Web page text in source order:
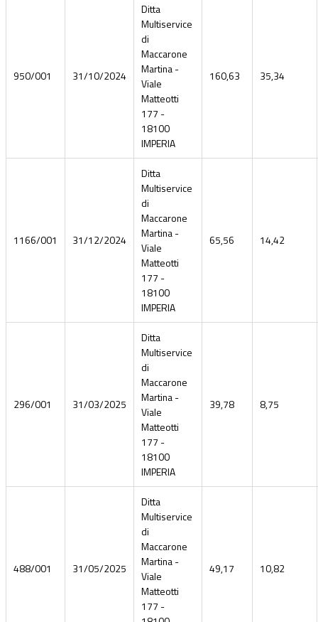
950/001 31/10/2024
Ditta
Multiservice
di
Maccarone
Martina -
Viale
Matteotti
177 -
18100
IMPERIA
160,63 35,34
1166/001 31/12/2024
Ditta
Multiservice
di
Maccarone
Martina -
Viale
Matteotti
177 -
18100
IMPERIA
65,56 14,42
296/001 31/03/2025
Ditta
Multiservice
di
Maccarone
Martina -
Viale
Matteotti
177 -
18100
IMPERIA
39,78 8,75
488/001 31/05/2025
Ditta
Multiservice
di
Maccarone
Martina -
Viale
Matteotti
177 -
49,17 10,82